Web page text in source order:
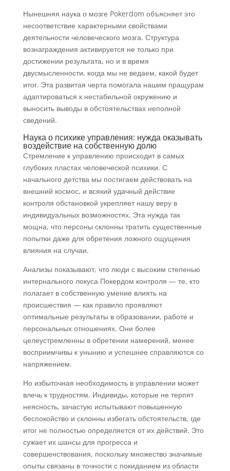
Нынешняя наука о мозге Pokerdom объясняет это
несоответствие характерными свойствами
деятельности человеческого мозга. Структура
вознаграждения активируется не только при
достижении результата, но и в время
двусмысленности, когда мы не ведаем, какой будет
итог. Эта развитая черта помогала нашим пращурам
адаптироваться к нестабильной окружению и
выносить выводы в обстоятельствах неполной
сведений.
Наука о психике управления: нужда оказывать
воздействие на собственную долю
Стремление к управлению происходит в самых
глубоких пластах человеческой психики. С
начального детства мы постигаем действовать на
внешний космос, и всякий удачный действие
контроля обстановкой укрепляет нашу веру в
индивидуальных возможностях. Эта нужда так
мощна, что персоны склонны тратить существенные
попытки даже для обретения ложного ощущения
влияния на случаи.
Анализы показывают, что люди с высоким степенью
интернального локуса Покердом контроля — те, кто
полагает в собственную умение влиять на
происшествия — как правило проявляют
оптимальные результаты в образовании, работе и
персональных отношениях. Они более
целеустремленны в обретении намерений, менее
восприимчивы к унынию и успешнее справляются со
напряжением.
Но избыточная необходимость в управлении может
влечь к трудностям. Индивиды, которые не терпят
неясность, зачастую испытывают повышенную
беспокойство и склонны избегать обстоятельств, где
итог не полностью определяется от их действий. Это
сужает их шансы для прогресса и
совершенствования, поскольку множество значимые
опыты связаны в точности с покиданием из области